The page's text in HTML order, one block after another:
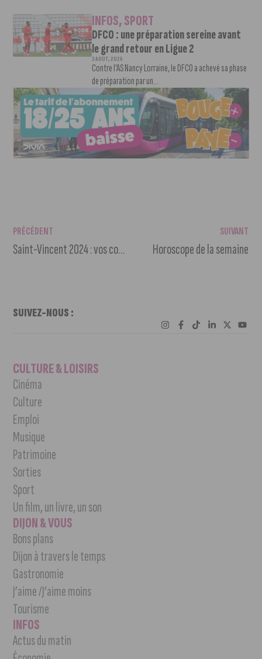
INFOS,SPORT
DFCO : une préparation sereine avant
le grand retour en Ligue 2
3 AOÛT, 2026
Contre l’AS Nancy Lorraine, le DFCO a achevé sa phase
de préparation par un...
PRÉCÉDENT
Saint-Vincent 2024 : vos commentaires et vos réactions
SUIVANT
Horoscope de la semaine
SUIVEZ-NOUS :
CULTURE & LOISIRS
Cinéma
Culture
Emploi
Musique
Patrimoine
Sorties
Sport
Un film, un livre, un son
DIJON & VOUS
Bons plans
Dijon à travers le temps
Gastronomie
J’aime /J’aime moins
Tourisme
INFOS
Actus du matin